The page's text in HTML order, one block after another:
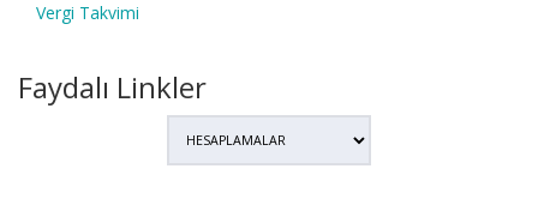
Vergi Takvimi
Faydalı Linkler